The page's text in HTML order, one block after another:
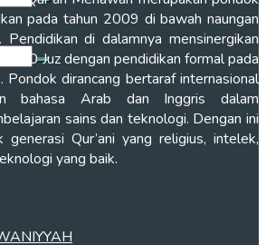
pada tahun 2009 di bawah naungan
Pendidikan di dalamnya mensinergikan
30 Juz dengan pendidikan formal pada
dirancang bertaraf internasional
bahasa Arab dan Inggris dalam
sains dan teknologi. Dengan ini
generasi Qur’ani yang religius, intelek,
yang baik.